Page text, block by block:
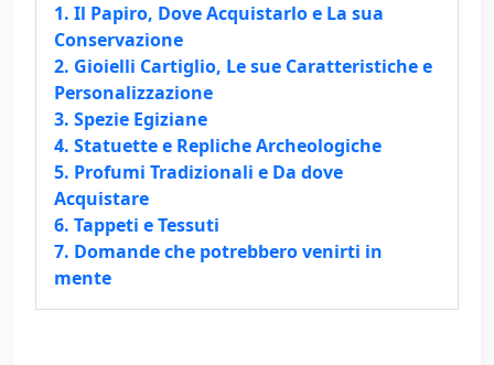
1. Il Papiro, Dove Acquistarlo e La sua
Conservazione
2. Gioielli Cartiglio, Le sue Caratteristiche e
Personalizzazione
3. Spezie Egiziane
4. Statuette e Repliche Archeologiche
5. Profumi Tradizionali e Da dove
Acquistare
6. Tappeti e Tessuti
7. Domande che potrebbero venirti in
mente